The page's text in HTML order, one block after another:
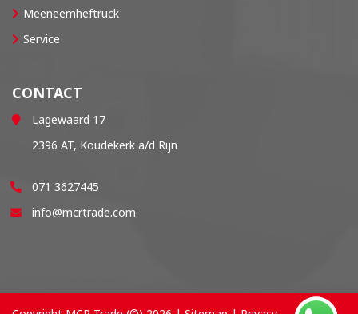
Meeneemheftruck
Service
CONTACT
Lagewaard 17
2396 AT, Koudekerk a/d Rijn
071 3627445
info@mcrtrade.com